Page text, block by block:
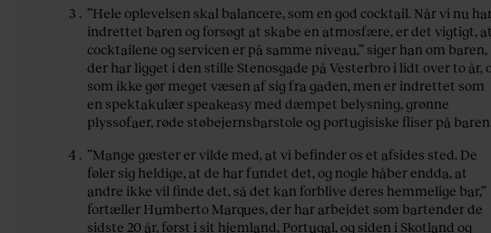
”Hele oplevelsen skal balancere, som en god cocktail. Når vi nu
indrettet baren og forsøgt at skabe en atmosfære, er det vigtigt, at
cocktailene og servicen er på samme niveau,” siger han om baren,
der har ligget i den stille Stenosgade på Vesterbro i lidt over to år,
som ikke gør meget væsen af sig fra gaden, men er indrettet som
en spektakulær speakeasy med dæmpet belysning, grønne
plyssofaer, røde støbejernsbarstole og portugisiske fliser på baren.
”Mange gæster er vilde med, at vi befinder os et afsides sted. De
føler sig heldige, at de har fundet det, og nogle håber endda, at
andre ikke vil finde det, så det kan forblive deres hemmelige bar,”
fortæller Humberto Marques, der har arbejdet som bartender de
sidste 20 år, først i sit hjemland, Portugal, og siden i Skotland og